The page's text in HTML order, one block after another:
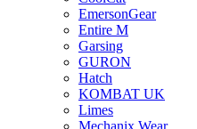
EmersonGear
Entire M
Garsing
GURON
Hatch
KOMBAT UK
Limes
Mechanix Wear